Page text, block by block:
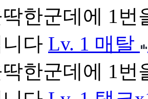
한군데에 1번
다 Lv. 1 매탈
한군데에 1번